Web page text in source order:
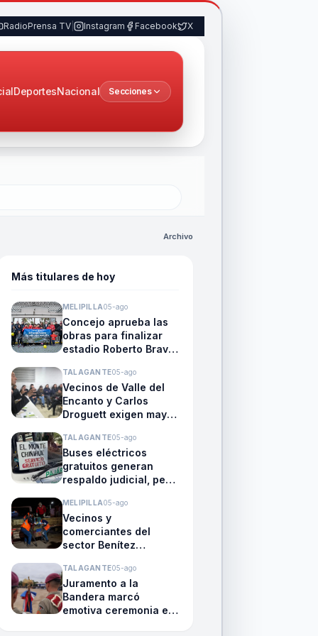
RadioPrensa TV Instagram Facebook X
DeportesNacional Secciones
Archivo
Más titulares de hoy
MELIPILLA05-ago
Concejo aprueba las
obras para finalizar
estadio Roberto Bravo
TALAGANTE05-ago
Vecinos de Valle del
Encanto y Carlos
Droguett exigen mayor
con autoridades y
policías
TALAGANTE05-ago
Buses eléctricos
gratuitos generan
respaldo judicial, pero
preocupación del
transporte público en
El Monte
MELIPILLA05-ago
Vecinos y
comerciantes del
sector Benítez
persistencia del
comercio ambulante
TALAGANTE05-ago
Juramento a la
Bandera marcó
emotiva ceremonia en